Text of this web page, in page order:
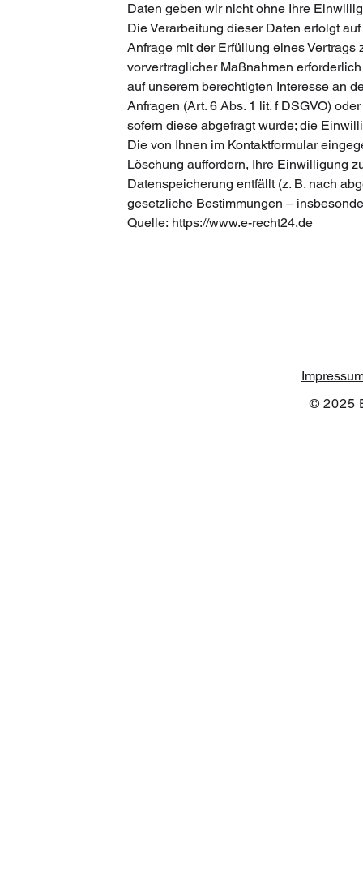
Daten geben wir nicht ohne Ihre
Die Verarbeitung dieser Daten erfolgt
Anfrage mit der Erfüllung eines
vorvertraglicher Maßnahmen
auf unserem berechtigten Interesse an
Anfragen (Art. 6 Abs. 1 lit. f DSGVO)
sofern diese abgefragt wurde; die
Die von Ihnen im Kontaktformular
Löschung auffordern, Ihre Einwilligung
Datenspeicherung entfällt (z. B. nach
gesetzliche Bestimmungen –
Quelle: https://www.e-recht24.de
© 2025